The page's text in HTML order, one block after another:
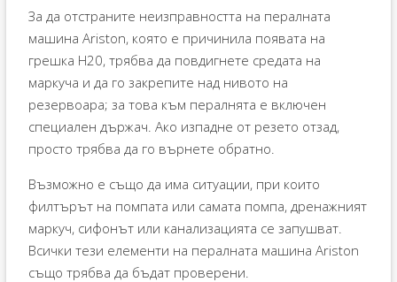
За да отстраните неизправността на пералната
машина Ariston, която е причинила появата на
грешка H20, трябва да повдигнете средата на
маркуча и да го закрепите над нивото на
резервоара; за това към пералнята е включен
специален държач. Ако изпадне от резето отзад,
просто трябва да го върнете обратно.
Възможно е също да има ситуации, при които
филтърът на помпата или самата помпа, дренажният
маркуч, сифонът или канализацията се запушват.
Всички тези елементи на пералната машина Ariston
също трябва да бъдат проверени.